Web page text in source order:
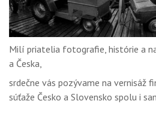
Milí priatelia fotografie, histórie a
a Česka,
srdečne vás pozývame na vernisáž
súťaže Česko a Slovensko spolu i